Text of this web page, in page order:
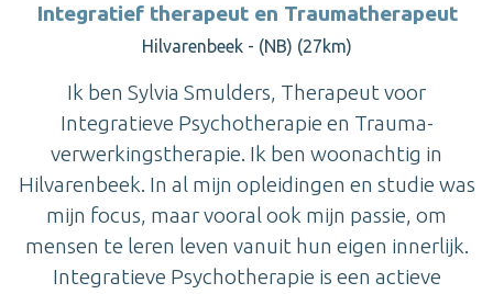
Integratief therapeut en Traumatherapeut
Hilvarenbeek - (NB) (27km)
Ik ben Sylvia Smulders, Therapeut voor
Integratieve Psychotherapie en Trauma-
verwerkingstherapie. Ik ben woonachtig in
Hilvarenbeek. In al mijn opleidingen en studie was
mijn focus, maar vooral ook mijn passie, om
mensen te leren leven vanuit hun eigen innerlijk.
Integratieve Psychotherapie is een actieve